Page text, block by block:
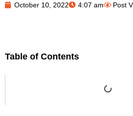
October 10, 2022 4:07 am Post
Table of Contents